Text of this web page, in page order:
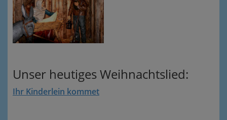
Unser heutiges Weihnachtslied:
Ihr Kinderlein kommet